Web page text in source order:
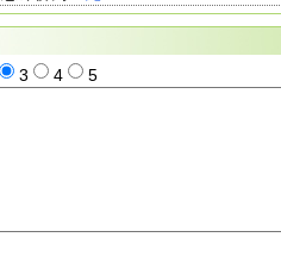
3 4 5